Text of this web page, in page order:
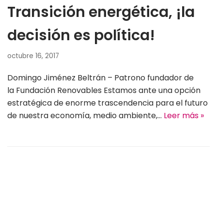
Transición energética, ¡la
decisión es política!
octubre 16, 2017
Domingo Jiménez Beltrán – Patrono fundador de
la Fundación Renovables Estamos ante una opción
estratégica de enorme trascendencia para el futuro
de nuestra economía, medio ambiente,… Leer más »